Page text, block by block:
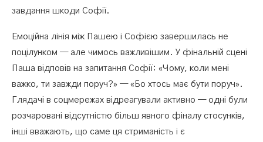
завдання шкоди Софії.
Емоційна лінія між Пашею і Софією завершилась не
поцілунком — але чимось важливішим. У фінальній сцені
Паша відповів на запитання Софії: «Чому, коли мені
важко, ти завжди поруч?» — «Бо хтось має бути поруч».
Глядачі в соцмережах відреагували активно — одні були
розчаровані відсутністю більш явного фіналу стосунків,
інші вважають, що саме ця стриманість і є